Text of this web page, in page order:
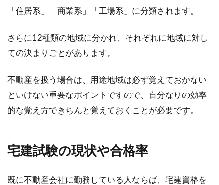
登記ってどういう意味？自分でも簡
単に申請できる？
不動産を取得すると、必要となるのが登記で
す。簡単に登記申請をする方法としては、専門
私道の駐車違反は取締まれない！？
「住居系」「商業系」「工場系」に分類されます。
さらに12種類の地域に分かれ、それぞれに地域に対し
ての決まりごとがあります。
不動産を扱う場合は、用途地域は必ず覚えておかない
といけない重要なポイントですので、自分なりの効率
的な覚え方できちんと覚えておくことが必要です。
宅建試験の現状や合格率
既に不動産会社に勤務している人ならば、宅建資格を